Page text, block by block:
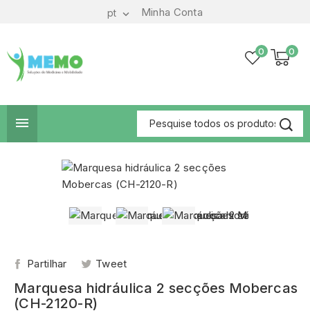
Minha Conta
pt 
0
0

Partilhar Tweet
Marquesa hidráulica 2 secções Mobercas
(CH-2120-R)